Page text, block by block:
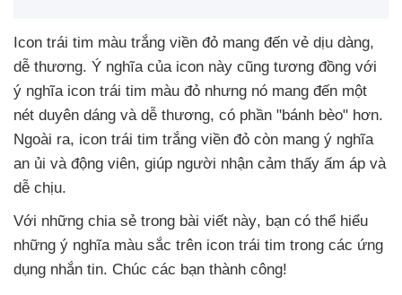
Icon trái tim màu trắng viền đỏ mang đến vẻ dịu dàng,
dễ thương. Ý nghĩa của icon này cũng tương đồng với
ý nghĩa icon trái tim màu đỏ nhưng nó mang đến một
nét duyên dáng và dễ thương, có phần "bánh bèo" hơn.
Ngoài ra, icon trái tim trắng viền đỏ còn mang ý nghĩa
an ủi và động viên, giúp người nhận cảm thấy ấm áp và
dễ chịu.
Với những chia sẻ trong bài viết này, bạn có thể hiểu
những ý nghĩa màu sắc trên icon trái tim trong các ứng
dụng nhắn tin. Chúc các bạn thành công!